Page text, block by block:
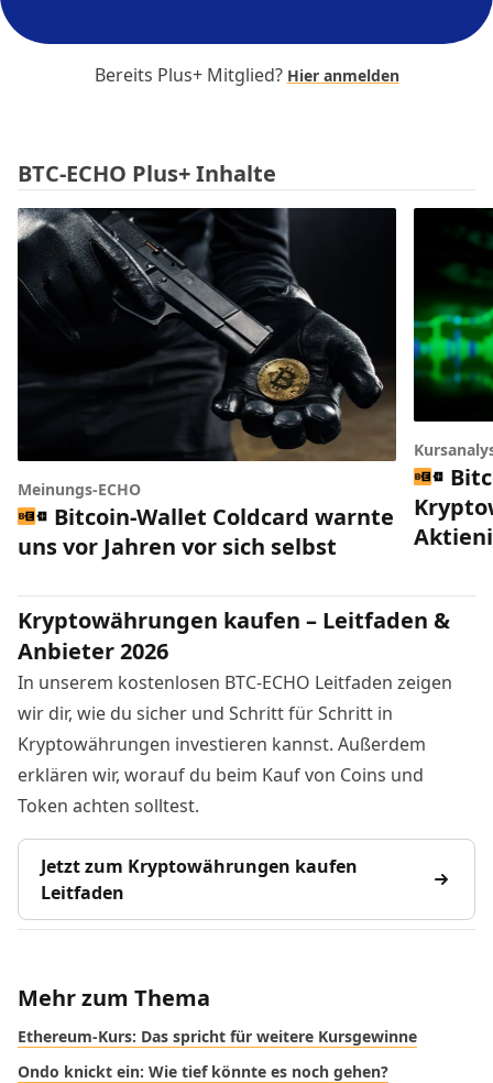
Bereits Plus+ Mitglied? Hier anmelden
BTC-ECHO Plus+ Inhalte
Meinungs-ECHO
Bitcoin-Wallet Coldcard warnte
uns vor Jahren vor sich selbst
Kryptowährungen kaufen – Leitfaden &
Anbieter 2026
In unserem kostenlosen BTC-ECHO Leitfaden zeigen
wir dir, wie du sicher und Schritt für Schritt in
Kryptowährungen investieren kannst. Außerdem
erklären wir, worauf du beim Kauf von Coins und
Token achten solltest.
Jetzt zum Kryptowährungen kaufen
Leitfaden
Mehr zum Thema
Ethereum-Kurs: Das spricht für weitere Kursgewinne
Ondo knickt ein: Wie tief könnte es noch gehen?